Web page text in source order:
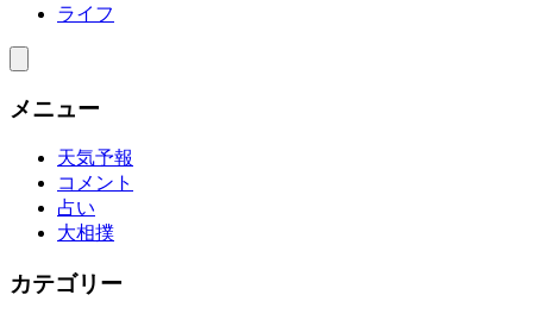
ライフ
メニュー
天気予報
コメント
占い
大相撲
カテゴリー